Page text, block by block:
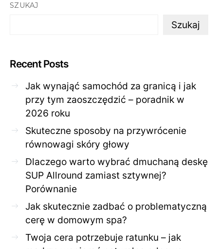
SZUKAJ
Szukaj
Recent Posts
Jak wynająć samochód za granicą i jak
przy tym zaoszczędzić – poradnik w
2026 roku
Skuteczne sposoby na przywrócenie
równowagi skóry głowy
Dlaczego warto wybrać dmuchaną deskę
SUP Allround zamiast sztywnej?
Porównanie
Jak skutecznie zadbać o problematyczną
cerę w domowym spa?
Twoja cera potrzebuje ratunku – jak